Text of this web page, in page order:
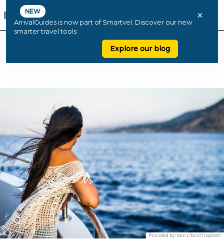
NEW
ArrivalGuides is now part of Smartvel. Discover our new
smarter travel tools
Explore our blog
×
Provided by: ben o'bro/Unsplash